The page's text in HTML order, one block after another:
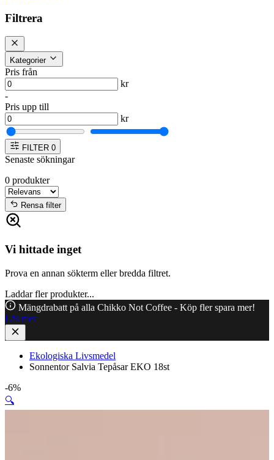
Filtrera
Kategorier
Pris från
kr
-
Pris upp till
kr
FILTER 0
Senaste sökningar
0 produkter
Rensa filter
Vi hittade inget
Prova en annan sökterm eller bredda filtret.
Laddar fler produkter...
Mängdrabatt på alla Chikko Not Coffee - Köp fler spara mer!
Läs mer
Ekologiska Livsmedel
Sonnentor Salvia Tepåsar EKO 18st
-6%
🔍